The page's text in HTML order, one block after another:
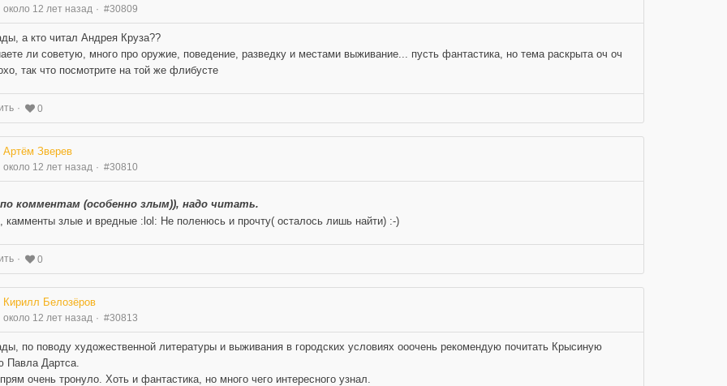
около 12 лет назад #30809
а кто читал Андрея Круза??
ли советую, много про оружие, поведение, разведку и местами выживание... пусть фантастика, но тема раскрыта оч оч
так что посмотрите на той же флибусте
0
Артём Зверев
около 12 лет назад #30810
комментам (особенно злым)), надо читать.
камменты злые и вредные :lol: Не поленюсь и прочту( осталось лишь найти) :-)
0
Кирилл Белозёров
около 12 лет назад #30813
по поводу художественной литературы и выживания в городских условиях ооочень рекомендую почитать Крысиную
Павла Дартса.
очень тронуло. Хоть и фантастика, но много чего интересного узнал.